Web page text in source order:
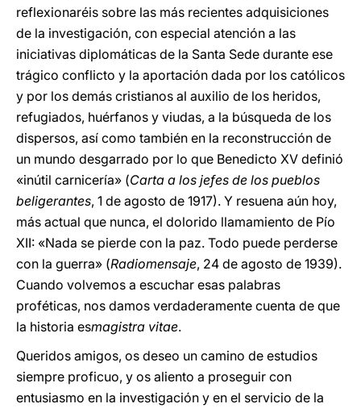
reflexionaréis sobre las más recientes adquisiciones
de la investigación, con especial atención a las
iniciativas diplomáticas de la Santa Sede durante ese
trágico conflicto y la aportación dada por los católicos
y por los demás cristianos al auxilio de los heridos,
refugiados, huérfanos y viudas, a la búsqueda de los
dispersos, así como también en la reconstrucción de
un mundo desgarrado por lo que Benedicto XV definió
«inútil carnicería» (Carta a los jefes de los pueblos
beligerantes, 1 de agosto de 1917). Y resuena aún hoy,
más actual que nunca, el dolorido llamamiento de Pío
XII: «Nada se pierde con la paz. Todo puede perderse
con la guerra» (Radiomensaje, 24 de agosto de 1939).
Cuando volvemos a escuchar esas palabras
proféticas, nos damos verdaderamente cuenta de que
la historia esmagistra vitae.
Queridos amigos, os deseo un camino de estudios
siempre proficuo, y os aliento a proseguir con
entusiasmo en la investigación y en el servicio de la